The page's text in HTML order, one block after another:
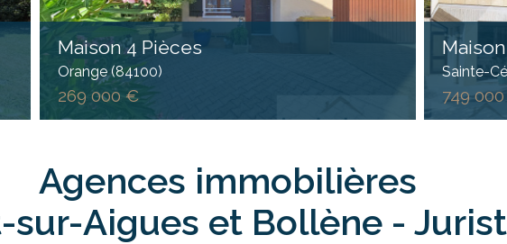
Maison 4 Pièces
Orange (84100)
269 000 €
Sainte-
749
Agences immobilières
sur-Aigues et Bollène -